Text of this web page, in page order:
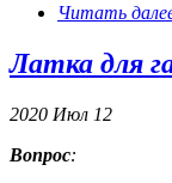
Читать
Латка для
2020 Июл 12
Вопрос: